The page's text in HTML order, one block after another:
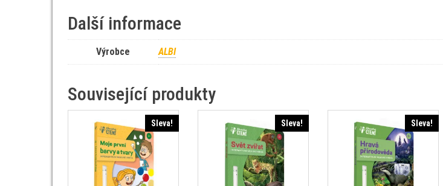
Další informace
Výrobce ALBI
Související produkty
Sleva! Sleva! Sleva!